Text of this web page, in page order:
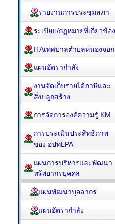
รายงานการประชุมสภา
ระเบียบ/กฏหมายที่เกี่ยวข้อง
ITAเทศบาลตำบลหนองจอก
แผนอัตรากำลัง
งานจัดเก็บรายได้ภาษีและ
สิ่งปลูกสร้าง
การจัดการองค์ความรู้ KM
การประเมินประสิทธิภาพ
ของ อปทLPA
แผนการบริหารและพัฒนา
ทรัพยากรบุคคล
แผนพัฒนาบุคลากร
แผนอัตรากำลัง